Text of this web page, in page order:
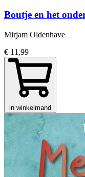
Boutje en het
Mirjam Oldenhave
€ 11,99
in winkelmand